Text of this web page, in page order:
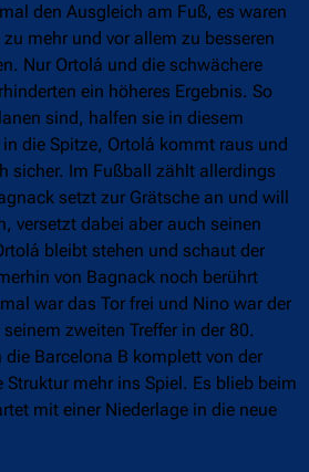
den Ausgleich am Fuß, es waren
mehr und vor allem zu besseren
Nur Ortolá und die schwächere
ein höheres Ergebnis. So
sind, halfen sie in diesem
die Spitze, Ortolá kommt raus und
sicher. Im Fußball zählt allerdings
setzt zur Grätsche an und will
versetzt dabei aber auch seinen
bleibt stehen und schaut der
von Bagnack noch berührt
war das Tor frei und Nino war der
zweiten Treffer in der 80.
Barcelona B komplett von der
Struktur mehr ins Spiel. Es blieb beim
mit einer Niederlage in die neue